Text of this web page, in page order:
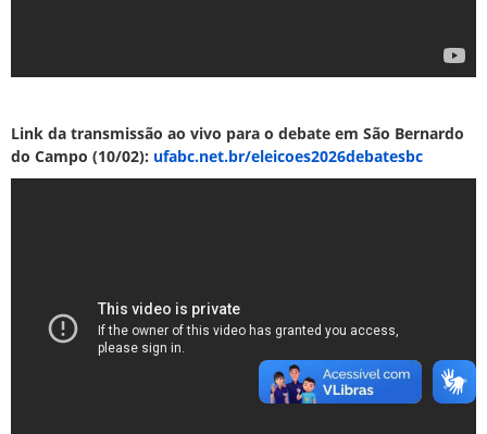
Link da transmissão ao vivo para o debate em São Bernardo
do Campo (10/02): ufabc.net.br/eleicoes2026debatesbc